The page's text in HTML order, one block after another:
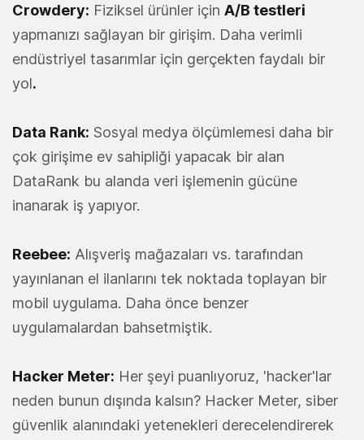
Crowdery: Fiziksel ürünler için A/B testleri
yapmanızı sağlayan bir girişim. Daha verimli
endüstriyel tasarımlar için gerçekten faydalı bir
yol.
Data Rank: Sosyal medya ölçümlemesi daha bir
çok girişime ev sahipliği yapacak bir alan
DataRank bu alanda veri işlemenin gücüne
inanarak iş yapıyor.
Reebee: Alışveriş mağazaları vs. tarafından
yayınlanan el ilanlarını tek noktada toplayan bir
mobil uygulama. Daha önce benzer
uygulamalardan bahsetmiştik.
Hacker Meter: Her şeyi puanlıyoruz, 'hacker'lar
neden bunun dışında kalsın? Hacker Meter, siber
güvenlik alanındaki yetenekleri derecelendirerek